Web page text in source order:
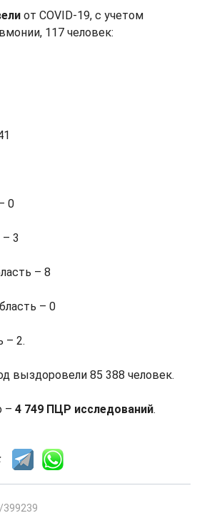
от COVID-19, с учетом
117 человек:
0
3
– 8
– 0
– 2.
выздоровели 85 388 человек.
– 4 749 ПЦР исследований.
399239